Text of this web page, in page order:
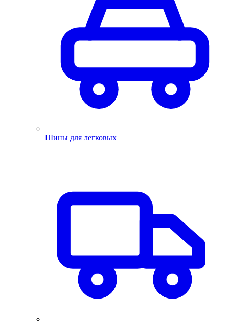
Шины для легковых